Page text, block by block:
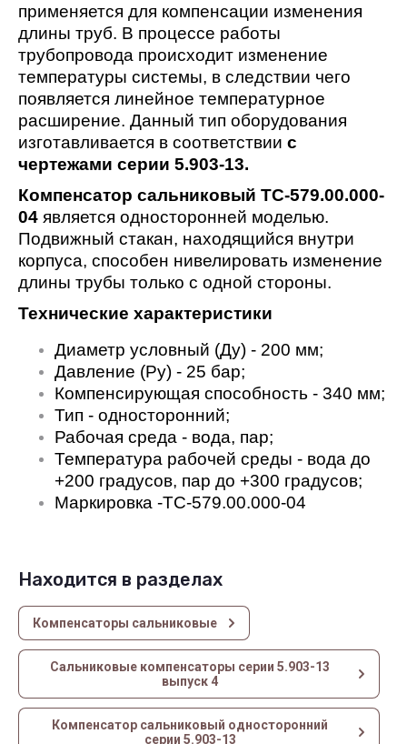
применяется для компенсации изменения
длины труб. В процессе работы
трубопровода происходит изменение
температуры системы, в следствии чего
появляется линейное температурное
расширение. Данный тип оборудования
изготавливается в соответствии с
чертежами серии 5.903-13.
Компенсатор сальниковый ТС-579.00.000-
04 является односторонней моделью.
Подвижный стакан, находящийся внутри
корпуса, способен нивелировать изменение
длины трубы только с одной стороны.
Технические характеристики
Диаметр условный (Ду) - 200 мм;
Давление (Ру) - 25 бар;
Компенсирующая способность - 340 мм;
Тип - односторонний;
Рабочая среда - вода, пар;
Температура рабочей среды - вода до
+200 градусов, пар до +300 градусов;
Маркировка -ТС-579.00.000-04
Находится в разделах
Компенсаторы сальниковые
Сальниковые компенсаторы серии 5.903-13
выпуск 4
Компенсатор сальниковый односторонний
серии 5.903-13